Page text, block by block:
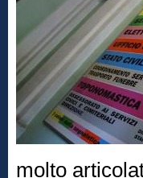
molto